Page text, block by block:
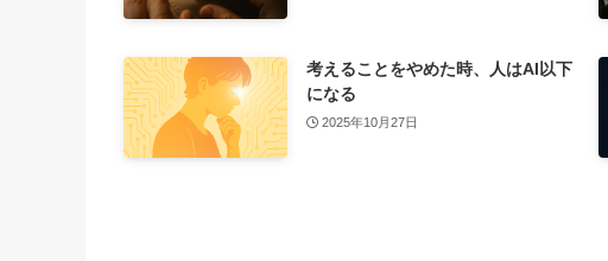
考えることをやめた時、人はAI以下
になる
2025年10月27日